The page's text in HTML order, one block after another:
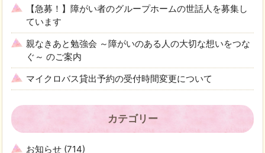
【急募！】障がい者のグループホームの世話人を募集し
ています
親なきあと勉強会 ～障がいのある人の大切な想いをつな
ぐ～ のご案内
マイクロバス貸出予約の受付時間変更について
カテゴリー
お知らせ (714)